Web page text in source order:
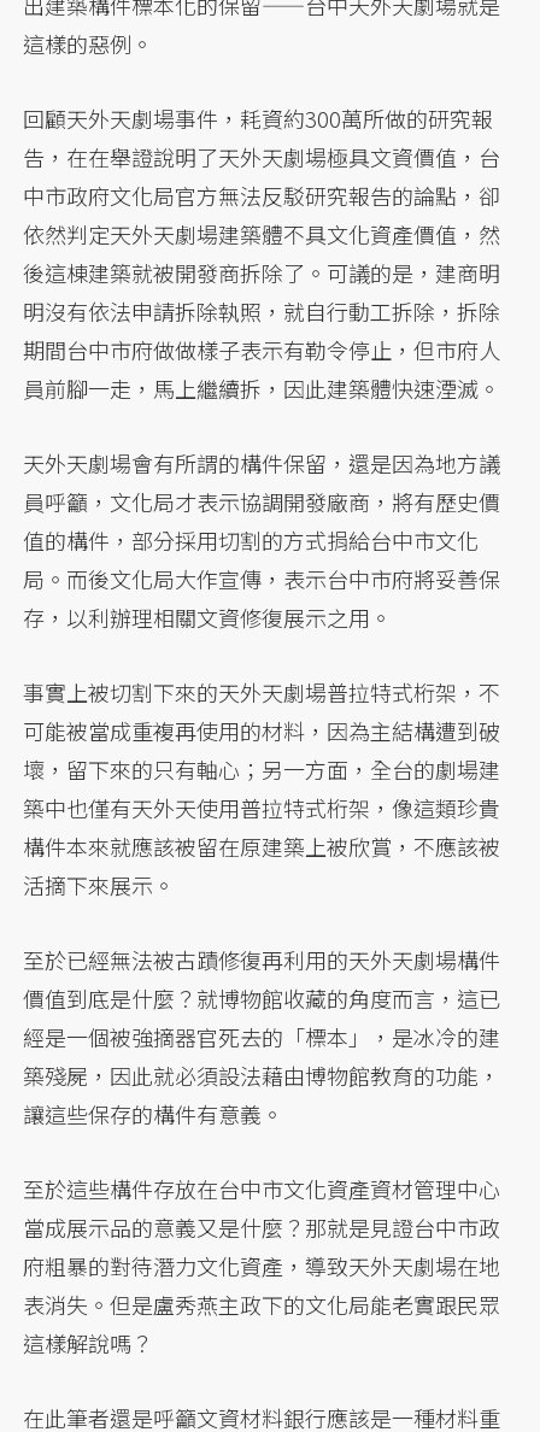
這樣的惡例。
回顧天外天劇場事件，耗資約300萬所做的研究報
告，在在舉證說明了天外天劇場極具文資價值，台
中市政府文化局官方無法反駁研究報告的論點，卻
依然判定天外天劇場建築體不具文化資產價值，然
後這棟建築就被開發商拆除了。可議的是，建商明
明沒有依法申請拆除執照，就自行動工拆除，拆除
期間台中市府做做樣子表示有勒令停止，但市府人
員前腳一走，馬上繼續拆，因此建築體快速湮滅。
天外天劇場會有所謂的構件保留，還是因為地方議
員呼籲，文化局才表示協調開發廠商，將有歷史價
值的構件，部分採用切割的方式捐給台中市文化
局。而後文化局大作宣傳，表示台中市府將妥善保
存，以利辦理相關文資修復展示之用。
事實上被切割下來的天外天劇場普拉特式桁架，不
可能被當成重複再使用的材料，因為主結構遭到破
壞，留下來的只有軸心；另一方面，全台的劇場建
築中也僅有天外天使用普拉特式桁架，像這類珍貴
構件本來就應該被留在原建築上被欣賞，不應該被
活摘下來展示。
至於已經無法被古蹟修復再利用的天外天劇場構件
價值到底是什麼？就博物館收藏的角度而言，這已
經是一個被強摘器官死去的「標本」，是冰冷的建
築殘屍，因此就必須設法藉由博物館教育的功能，
讓這些保存的構件有意義。
至於這些構件存放在台中市文化資產資材管理中心
當成展示品的意義又是什麼？那就是見證台中市政
府粗暴的對待潛力文化資產，導致天外天劇場在地
表消失。但是盧秀燕主政下的文化局能老實跟民眾
這樣解說嗎？
在此筆者還是呼籲文資材料銀行應該是一種材料重